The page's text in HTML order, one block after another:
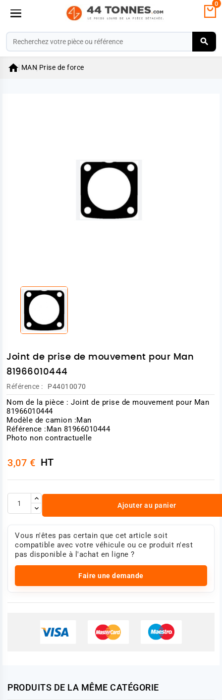
0
 MAN Prise de force
Joint de prise de mouvement pour Man
81966010444
Référence : P44010070
Nom de la pièce : Joint de prise de mouvement pour Man
81966010444
Modèle de camion :Man
Référence :Man 81966010444
Photo non contractuelle
3,07 € HT
Ajouter au panier
Vous n'êtes pas certain que cet article soit
compatible avec votre véhicule ou ce produit n'est
pas disponible à l'achat en ligne ?
Faire une demande
PRODUITS DE LA MÊME CATÉGORIE